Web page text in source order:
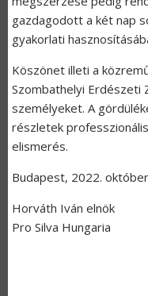
gazdagodott a két nap
gyakorlati
Köszönet illeti a
Szombathelyi Erdészeti
személyeket. A
részletek
elismerés.
Budapest, 2022.
Horváth Iván elnök
Pro Silva Hungaria